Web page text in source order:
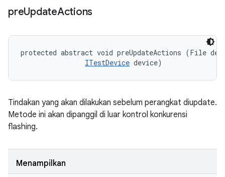
preUpdateActions
protected abstract void preUpdateActions (File
ITestDevice device)
Tindakan yang akan dilakukan sebelum perangkat diupdate.
Metode ini akan dipanggil di luar kontrol konkurensi
flashing.
Menampilkan